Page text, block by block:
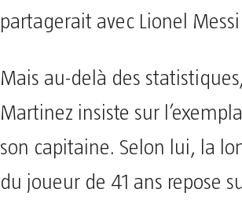
partagerait avec Lionel
Mais au-delà des statistiques,
Martinez insiste sur
son capitaine. Selon lui, la
du joueur de 41 ans repose